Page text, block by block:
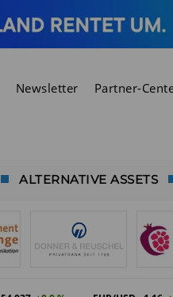
Newsletter Partner-
ALTERNATIVE ASSETS